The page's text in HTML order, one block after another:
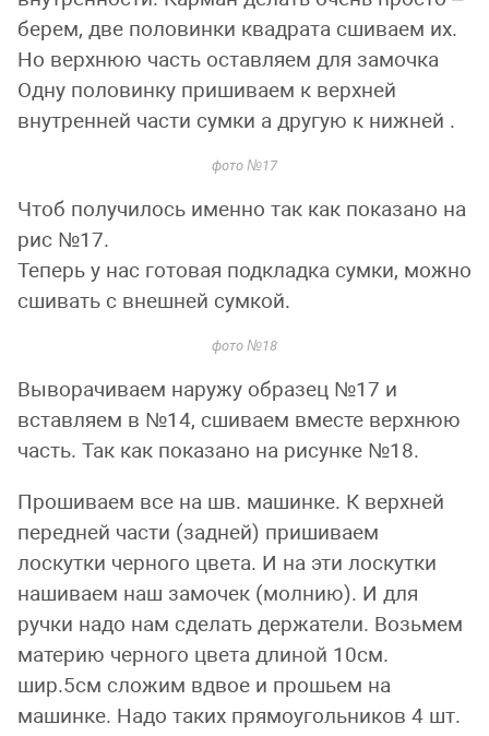
берем, две половинки квадрата сшиваем их.
Но верхнюю часть оставляем для замочка
Одну половинку пришиваем к верхней
внутренней части сумки а другую к нижней .
фото №17
Чтоб получилось именно так как показано на
рис №17.
Теперь у нас готовая подкладка сумки, можно
сшивать с внешней сумкой.
фото №18
Выворачиваем наружу образец №17 и
вставляем в №14, сшиваем вместе верхнюю
часть. Так как показано на рисунке №18.
Прошиваем все на шв. машинке. К верхней
передней части (задней) пришиваем
лоскутки черного цвета. И на эти лоскутки
нашиваем наш замочек (молнию). И для
ручки надо нам сделать держатели. Возьмем
материю черного цвета длиной 10см.
шир.5см сложим вдвое и прошьем на
машинке. Надо таких прямоугольников 4 шт.